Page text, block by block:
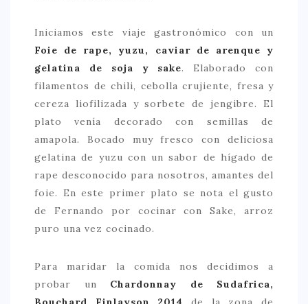
Iniciamos este viaje gastronómico con un
Foie de rape, yuzu, caviar de arenque y
gelatina de soja y sake. Elaborado con
filamentos de chili, cebolla crujiente, fresa y
cereza liofilizada y sorbete de jengibre. El
plato venía decorado con semillas de
amapola. Bocado muy fresco con deliciosa
gelatina de yuzu con un sabor de hígado de
rape desconocido para nosotros, amantes del
foie. En este primer plato se nota el gusto
de Fernando por cocinar con Sake, arroz
puro una vez cocinado.
Para maridar la comida nos decidimos a
probar un Chardonnay de Sudafrica,